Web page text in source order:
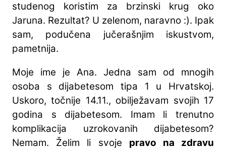
studenog koristim za brzinski krug oko
Jaruna. Rezultat? U zelenom, naravno :). Ipak
sam, podučena jučerašnjim iskustvom,
pametnija.
Moje ime je Ana. Jedna sam od mnogih
osoba s dijabetesom tipa 1 u Hrvatskoj.
Uskoro, točnije 14.11., obilježavam svojih 17
godina s dijabetesom. Imam li trenutno
komplikacija uzrokovanih dijabetesom?
Nemam. Želim li svoje pravo na zdravu